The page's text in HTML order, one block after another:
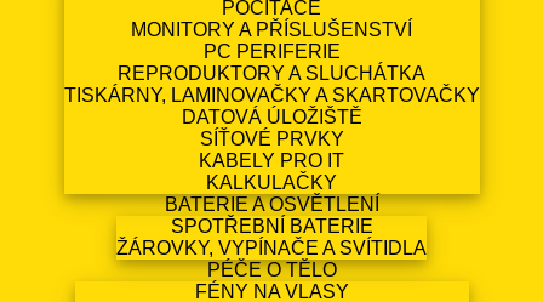
POČÍTAČE
MONITORY A PŘÍSLUŠENSTVÍ
PC PERIFERIE
REPRODUKTORY A SLUCHÁTKA
TISKÁRNY, LAMINOVAČKY A SKARTOVAČKY
DATOVÁ ÚLOŽIŠTĚ
SÍŤOVÉ PRVKY
KABELY PRO IT
KALKULAČKY
BATERIE A OSVĚTLENÍ
SPOTŘEBNÍ BATERIE
ŽÁROVKY, VYPÍNAČE A SVÍTIDLA
PÉČE O TĚLO
FÉNY NA VLASY